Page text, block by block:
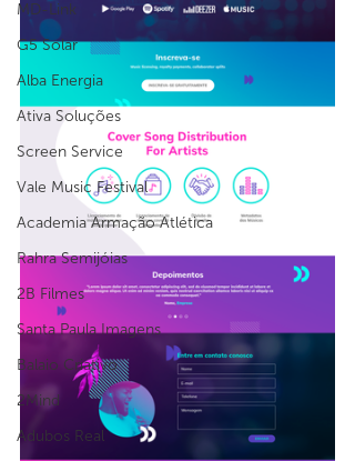
MD-Link
G5 Solar
Alba Energia
Ativa Soluções
Screen Service
Vale Music Festival
Academia Armação Atlética
Rahra Semijóias
2B Filmes
Santa Paula Imagens
Balaio Criativo
2Mind
Adubos Real